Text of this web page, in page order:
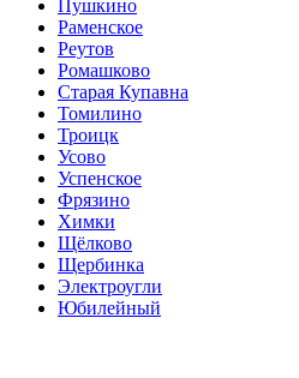
Пушкино
Раменское
Реутов
Ромашково
Старая Купавна
Томилино
Троицк
Усово
Успенское
Фрязино
Химки
Щёлково
Щербинка
Электроугли
Юбилейный